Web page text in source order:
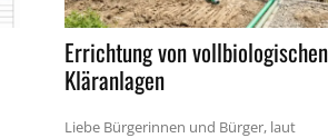
Errichtung von vollbiologischen
Kläranlagen
Liebe Bürgerinnen und Bürger, laut